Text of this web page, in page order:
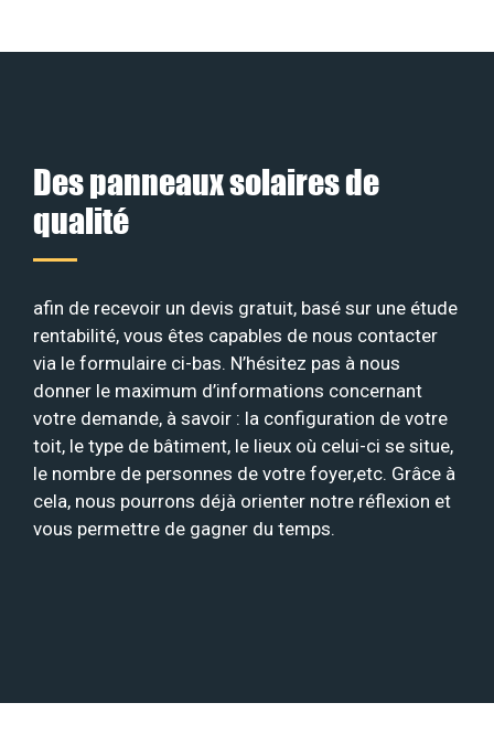
Des panneaux solaires de
qualité
afin de recevoir un devis gratuit, basé sur une étude
rentabilité, vous êtes capables de nous contacter
via le formulaire ci-bas. N’hésitez pas à nous
donner le maximum d’informations concernant
votre demande, à savoir : la configuration de votre
toit, le type de bâtiment, le lieux où celui-ci se situe,
le nombre de personnes de votre foyer,etc. Grâce à
cela, nous pourrons déjà orienter notre réflexion et
vous permettre de gagner du temps.